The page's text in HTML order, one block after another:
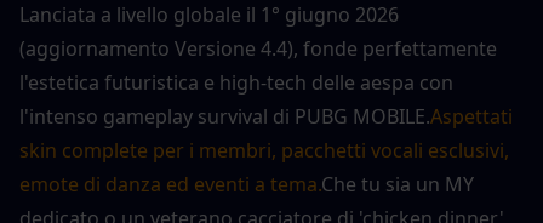
Lanciata a livello globale il 1° giugno 2026
(aggiornamento Versione 4.4), fonde perfettamente
l'estetica futuristica e high-tech delle aespa con
l'intenso gameplay survival di PUBG MOBILE.Aspettati
skin complete per i membri, pacchetti vocali esclusivi,
emote di danza ed eventi a tema.Che tu sia un MY